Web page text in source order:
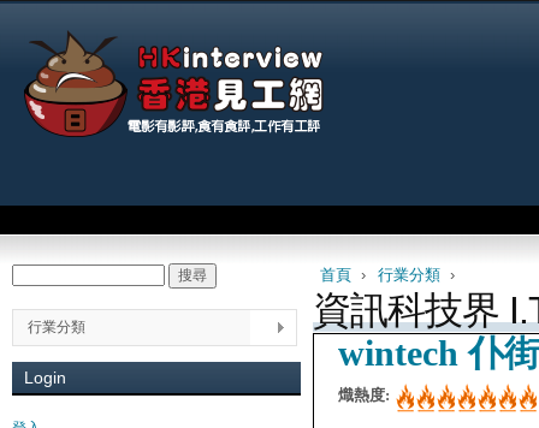
You are here
首頁› 行業分類›
資訊科技界
wintech 仆
熾熱度:
行業分類
Login